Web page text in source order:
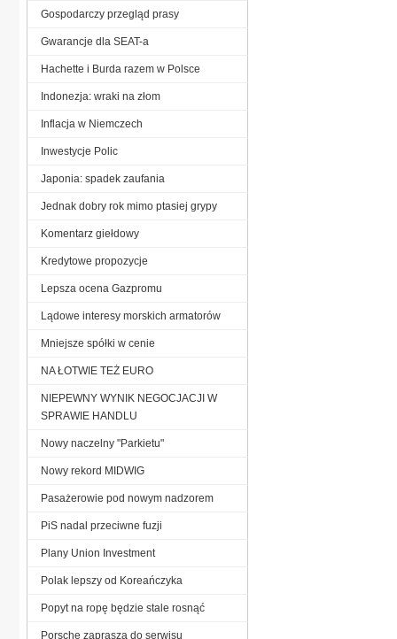
Gospodarczy przegląd prasy
Gwarancje dla SEAT-a
Hachette i Burda razem w Polsce
Indonezja: wraki na złom
Inflacja w Niemczech
Inwestycje Polic
Japonia: spadek zaufania
Jednak dobry rok mimo ptasiej grypy
Komentarz giełdowy
Kredytowe propozycje
Lepsza ocena Gazpromu
Lądowe interesy morskich armatorów
Mniejsze spółki w cenie
NA ŁOTWIE TEŻ EURO
NIEPEWNY WYNIK NEGOCJACJI W
SPRAWIE HANDLU
Nowy naczelny "Parkietu"
Nowy rekord MIDWIG
Pasażerowie pod nowym nadzorem
PiS nadal przeciwne fuzji
Plany Union Investment
Polak lepszy od Koreańczyka
Popyt na ropę będzie stale rosnąć
Porsche zaprasza do serwisu